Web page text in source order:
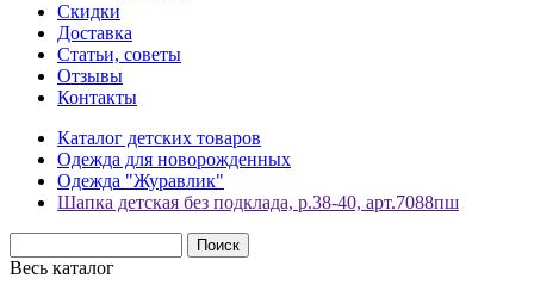
Скидки
Доставка
Статьи, советы
Отзывы
Контакты
Каталог детских товаров
Одежда для новорожденных
Одежда "Журавлик"
Шапка детская без подклада, р.38-40, арт.7088пш
Весь каталог